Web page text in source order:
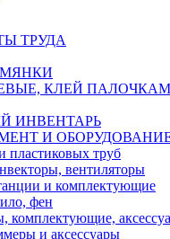
ТРУДА
КЛЕЙ
ИНВЕНТАРЬ
И
пластиковых труб
вентиляторы
и комплектующие
фен
комплектующие,
и аксессуары